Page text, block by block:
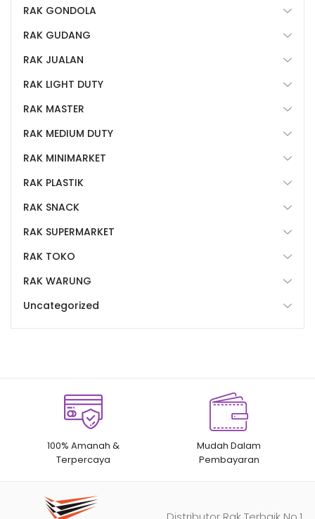
RAK GONDOLA
RAK GUDANG
RAK JUALAN
RAK LIGHT DUTY
RAK MASTER
RAK MEDIUM DUTY
RAK MINIMARKET
RAK PLASTIK
RAK SNACK
RAK SUPERMARKET
RAK TOKO
RAK WARUNG
Uncategorized
100% Amanah &
Terpercaya
Mudah Dalam
Pembayaran